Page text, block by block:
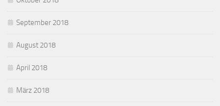
September 2018
August 2018
April 2018
März 2018